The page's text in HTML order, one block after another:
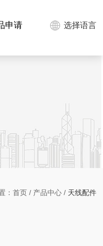
申请 选择语言
： 首页/ 产品中心/ 天线配件